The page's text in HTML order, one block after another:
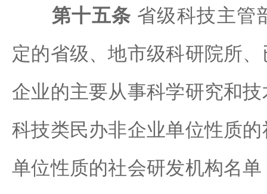
第十五条 省级科技主管
定的省级、地市级科研院所
企业的主要从事科学研究和
科技类民办非企业单位性质
单位性质的社会研发机构名